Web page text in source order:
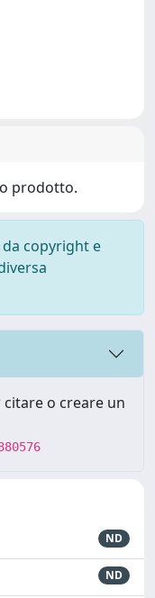
prodotto.
copyright e
o creare un
ND
ND